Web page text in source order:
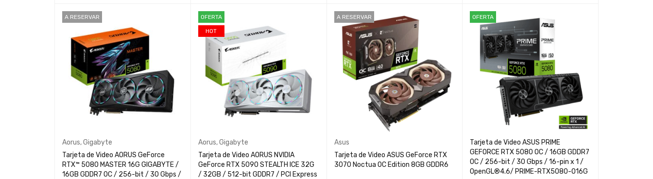
A RESERVAR
Aorus,Gigabyte
Tarjeta de Video AORUS GeForce
RTX™ 5080 MASTER 16G GIGABYTE /
16GB GDDR7 OC / 256-bit / 30 Gbps /
OFERTA
HOT
Aorus,Gigabyte
Tarjeta de Video AORUS NVIDIA
GeForce RTX 5090 STEALTH ICE 32G
/ 32GB / 512-bit GDDR7 / PCI Express
A RESERVAR
Asus
Tarjeta de Video ASUS GeForce RTX
3070 Noctua OC Edition 8GB GDDR6
OFERTA
Tarjeta de Video ASUS PRIME
GEFORCE RTX 5080 OC / 16GB GDDR7
OC / 256-bit / 30 Gbps / 16-pin x 1 /
OpenGL®4.6/ PRIME-RTX5080-O16G